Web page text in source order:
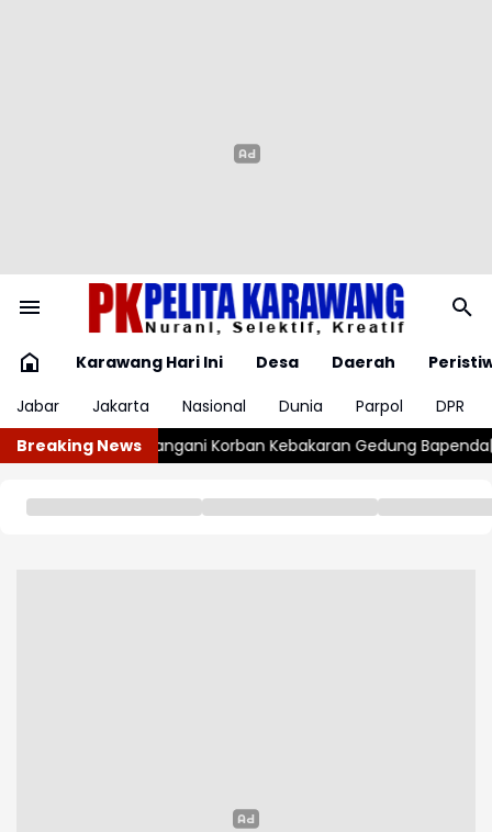
Karawang Hari Ini Desa Daerah
Jabar
Jakarta Nasional Dunia Parpol
DPR
Breaking News
Bapenda Tiga Gudang Miras Digerebek, Polisi